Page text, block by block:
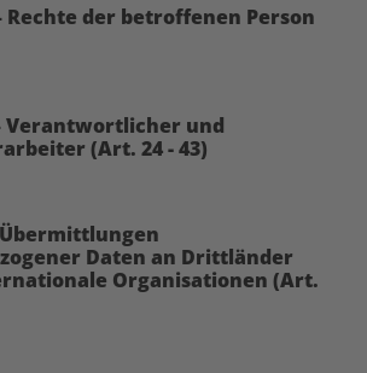
Rechte der betroffenen Person
Verantwortlicher und
(Art. 24 - 43)
Übermittlungen
Daten an Drittländer
Organisationen (Art.